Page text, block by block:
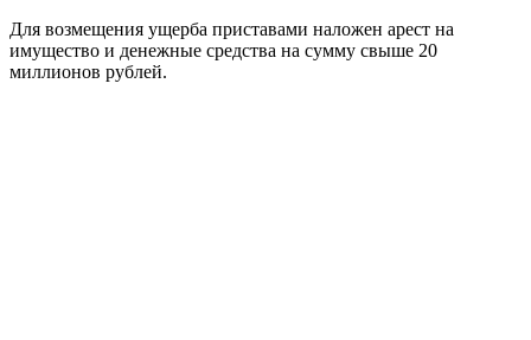
Для возмещения ущерба приставами наложен арест на
имущество и денежные средства на сумму свыше 20
миллионов рублей.